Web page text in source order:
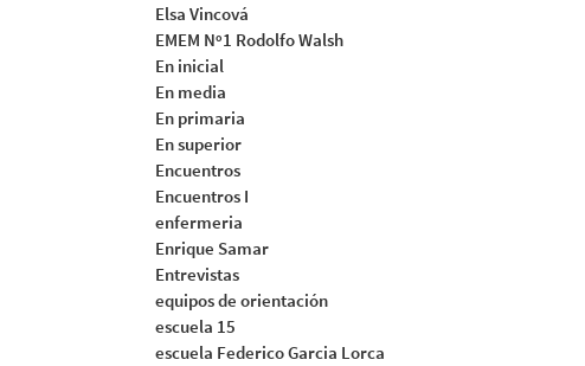
Elsa Vincová
EMEM Nº1 Rodolfo Walsh
En inicial
En media
En primaria
En superior
Encuentros
Encuentros I
enfermeria
Enrique Samar
Entrevistas
equipos de orientación
escuela 15
escuela Federico Garcia Lorca